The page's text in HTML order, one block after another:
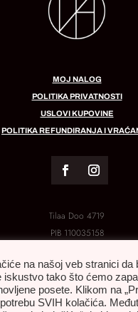
MOJ NALOG
POLITIKA PRIVATNOSTI
USLOVI KUPOVINE
POLITIKA REFUNDIRANJA I
Tilaa Doo 4719
PIB 110035158
na našoj veb stranici da
iskustvo tako što ćemo
posete. Klikom na
SVIH kolačića.